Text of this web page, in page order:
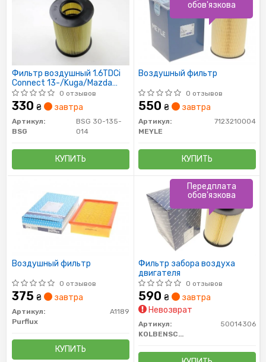
Фильтр воздушный 1.6TDCi
Connect 13-/Kuga/Mazda
3/Volvo 1.4/1.6/1.8/2.0 i/TDCi
07-
0 отзывов
330 ₴ завтра
Артикул:
BSG 30-135-
014
BSG
КУПИТЬ
Воздушный фильтр
0 отзывов
550 ₴ завтра
Артикул:
7123210004
MEYLE
КУПИТЬ
обов'язкова
Воздушный фильтр
0 отзывов
375 ₴ завтра
Артикул:
A1189
Purflux
КУПИТЬ
Фильтр забора воздуха
двигателя
0 отзывов
590 ₴
завтра
Невозврат
Артикул:
50014306
KOLBENSCHMIDT
Передплата
обов'язкова